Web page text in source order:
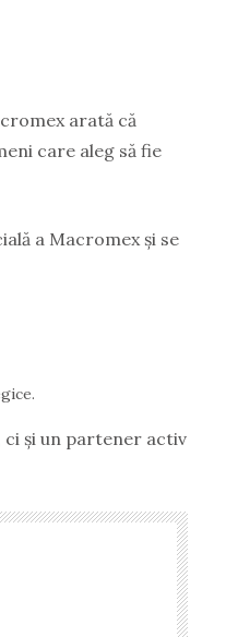
arată că
care aleg să fie
a Macromex și se
ci și un partener activ